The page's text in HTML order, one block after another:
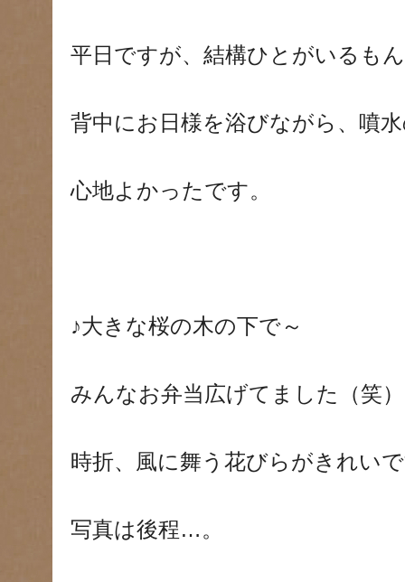
平日ですが、結構ひとがいるも
背中にお日様を浴びながら、噴
心地よかったです。
♪大きな桜の木の下で～
みんなお弁当広げてました（笑）
時折、風に舞う花びらがきれい
写真は後程…。